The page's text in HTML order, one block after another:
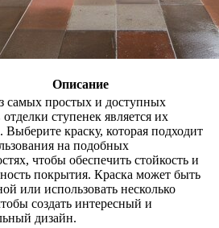
Описание
самых простых и доступных
ступенек является их
Выберите краску, которая подходит
на подобных
чтобы обеспечить стойкость и
покрытия. Краска может быть
или использовать несколько
создать интересный и
дизайн.